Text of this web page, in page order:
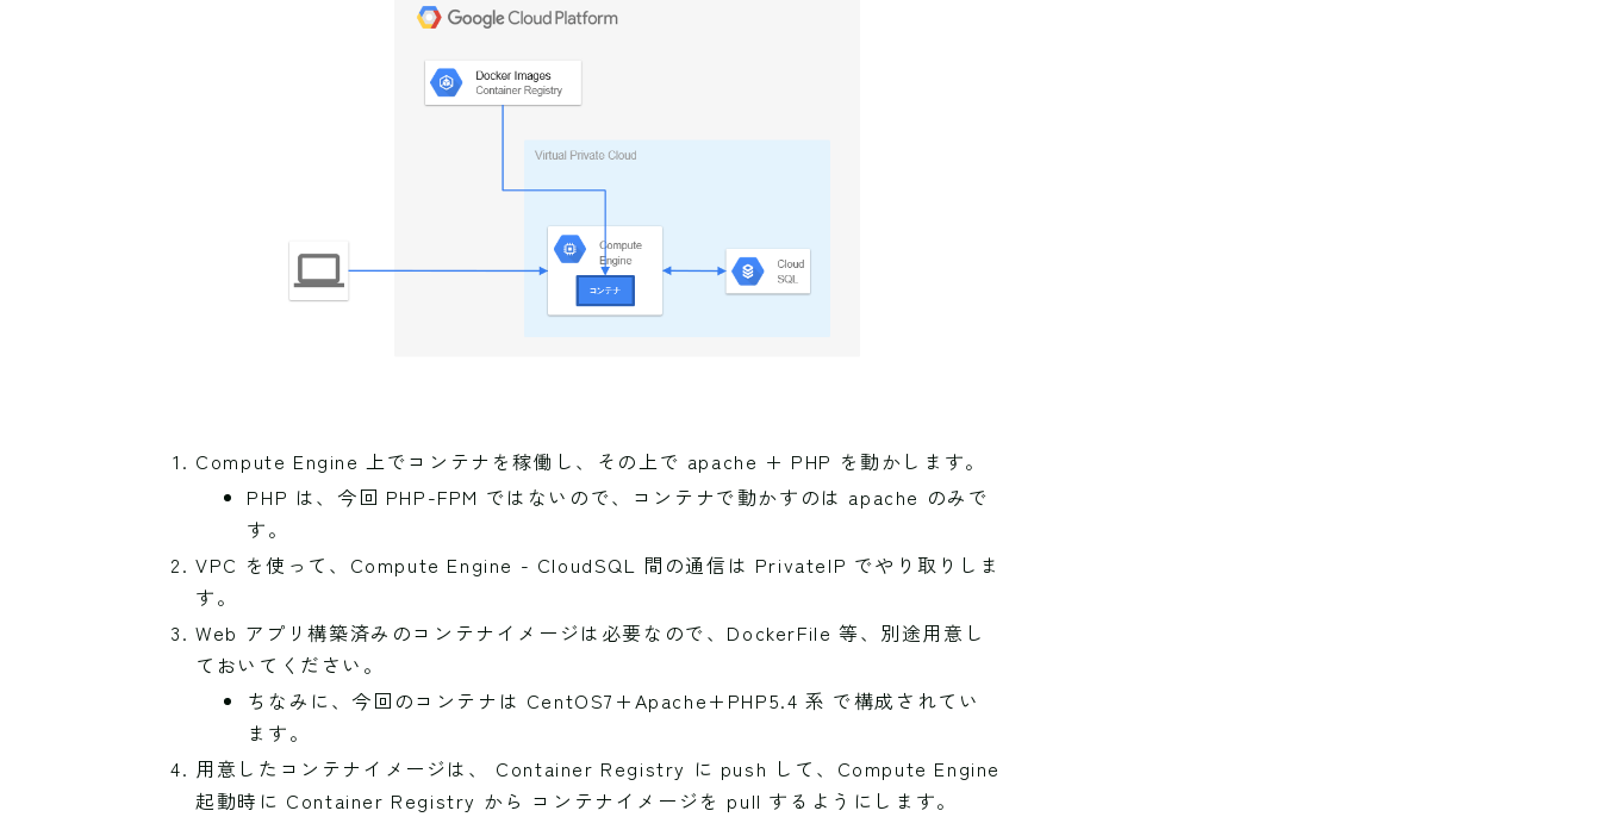
Compute Engine 上でコンテナを稼働し、その上で apache + PHP を動かします。
PHP は、今回 PHP-FPM ではないので、コンテナで動かすのは apache のみで
す。
VPC を使って、Compute Engine - CloudSQL 間の通信は PrivateIP でやり取りしま
す。
Web アプリ構築済みのコンテナイメージは必要なので、DockerFile 等、別途用意し
ておいてください。
ちなみに、今回のコンテナは CentOS7+Apache+PHP5.4 系 で構成されてい
ます。
用意したコンテナイメージは、 Container Registry に push して、Compute Engine
起動時に Container Registry から コンテナイメージを pull するようにします。